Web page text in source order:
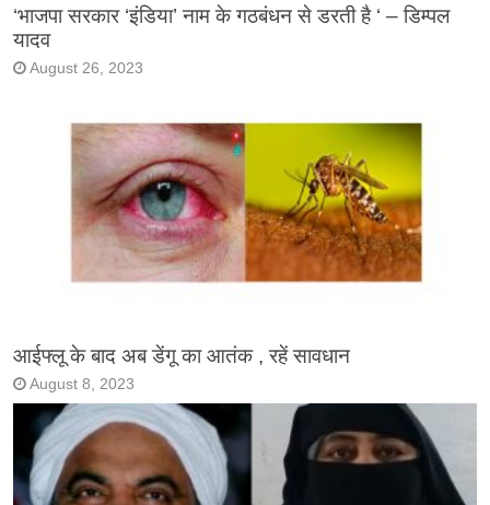
‘भाजपा सरकार ‘इंडिया’ नाम के गठबंधन से डरती है ‘ – डिम्पल
यादव
August 26, 2023
आईफ्लू के बाद अब डेंगू का आतंक , रहें सावधान
August 8, 2023